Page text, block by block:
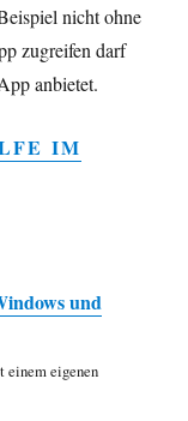
nicht ohne
zugreifen darf
anbietet.
IM
und
einem eigenen